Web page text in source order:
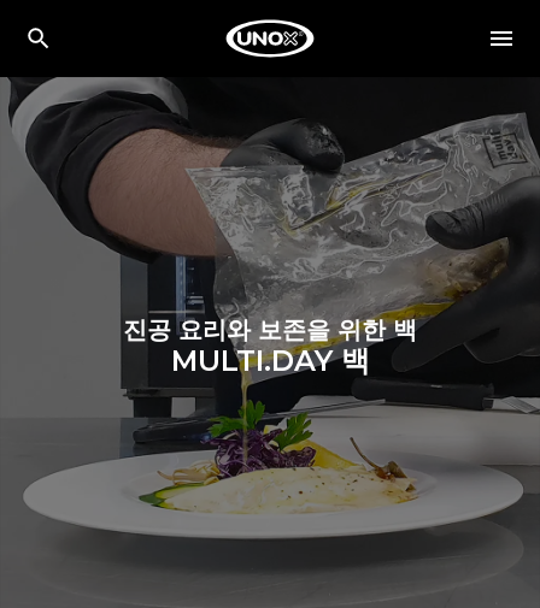
진공 요리와 보존을 위한 백
MULTI.DAY 백